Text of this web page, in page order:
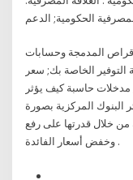
الحكومية; الدعم
المدمجة وحسابات
حاسبة التوفير الخاصة بك; سعر
مدخلات حاسبة كيف يؤثر
البنوك المركزية بصورة
خلال قدرتها على رفع
وخفض أسعار الفائدة .